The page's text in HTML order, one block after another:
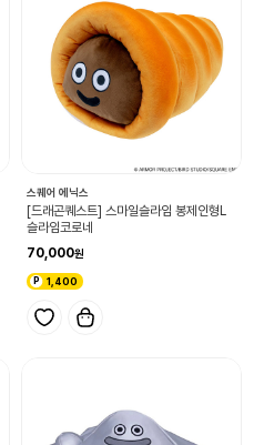
스퀘어 에닉스
[드래곤퀘스트] 스마일슬라임 봉제인형L
슬라임코로네
70,000
1,400